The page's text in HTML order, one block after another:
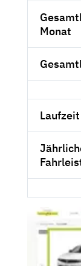
Monat
Laufzeit